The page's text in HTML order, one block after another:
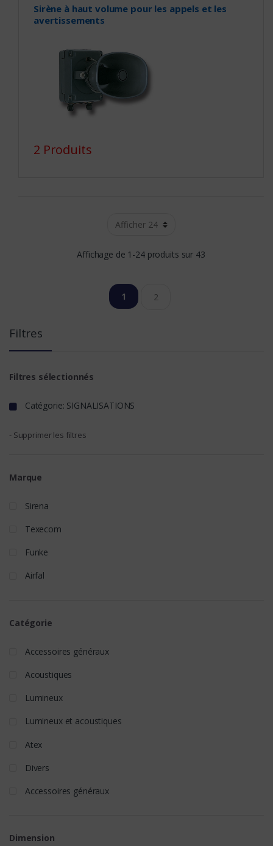
Sirène à haut volume pour les appels et les
avertissements
2 Produits
Affichage de 1-24 produits sur 43
1 2
Filtres
Filtres sélectionnés
Catégorie: SIGNALISATIONS
- Supprimer les filtres
Marque
Sirena
Texecom
Funke
Airfal
Catégorie
Accessoires généraux
Acoustiques
Lumineux
Lumineux et acoustiques
Atex
Divers
Accessoires généraux
Dimension